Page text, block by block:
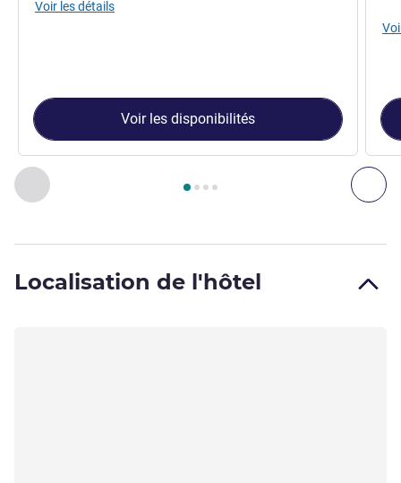
Précédent - Chambre
Page , Chambre 1 : Chambre Standard avec lit
Voir les détails
Voir les disponibilités
Localisation de l'hôtel